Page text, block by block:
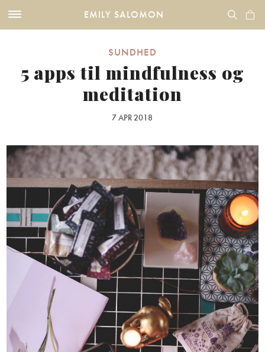
EMILY SALOMON
SUNDHED
5 apps til mindfulness og
meditation
7 APR 2018